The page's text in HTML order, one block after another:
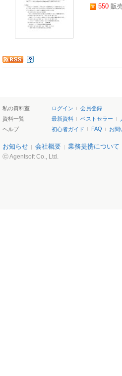
550 販
私の資料室 ログイン
会員登録
資料一覧
最新資料 ベストセラー
ヘルプ
初心者ガイド FAQ お問
お知らせ 会社概要 業務提携について
ⓒ Agentsoft Co., Ltd.